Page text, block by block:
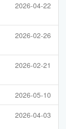
2026-04-22
2026-02-26
2026-02-21
2026-05-10
2026-04-03